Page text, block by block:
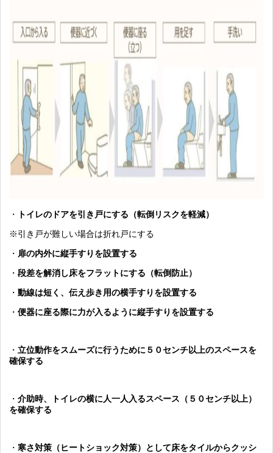
・
トイレのドアを引き戸にする（転倒リスクを軽減）
※引き戸が難しい場合は折れ戸にする
・ 扉の内外に縦手すりを設置する
・ 段差を解消し床をフラットにする（転倒防止）
・ 動線は短く、伝え歩き用の横手すりを設置する
・ 便器に座る際に力が入るように縦手すりを設置する
・ 立位動作をスムーズに行うために５０センチ以上のスペースを
確保する
・ 介助時、トイレの横に人一人入るスペース（５０センチ以上）
を確保する
・ 寒さ対策（ヒートショック対策）として床をタイルからクッシ